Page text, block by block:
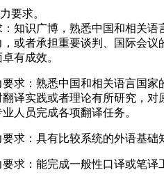
要求。
识广博，熟悉中国和相关语
或者承担重要谈判、国际会
有成效。
：熟悉中国和相关语言国家
译实践或者理论有所研究，
人员完成各项翻译任务。
：具有比较系统的外语基础
：能完成一般性口译或笔译